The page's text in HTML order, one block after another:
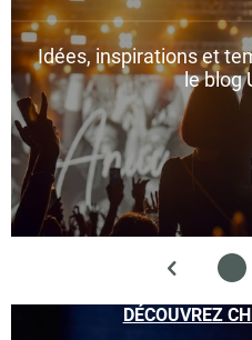
Idées, inspirations et
le blog
DÉCOUVREZ